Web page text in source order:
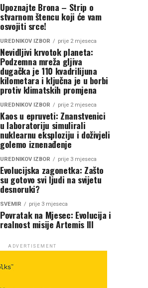
Upoznajte Brona – Strip o
stvarnom štencu koji će vam
osvojiti srce!
UREDNIKOV IZBOR prije 2 mjeseca
Nevidljivi krvotok planeta:
Podzemna mreža gljiva
dugačka je 110 kvadrilijuna
kilometara i ključna je u borbi
protiv klimatskih promjena
UREDNIKOV IZBOR prije 2 mjeseca
Kaos u epruveti: Znanstvenici
u laboratoriju simulirali
nuklearnu eksploziju i doživjeli
golemo iznenađenje
UREDNIKOV IZBOR prije 3 mjeseca
Evolucijska zagonetka: Zašto
su gotovo svi ljudi na svijetu
desnoruki?
SVEMIR prije 3 mjeseca
Povratak na Mjesec: Evolucija i
realnost misije Artemis III
ADVERTISEMENT